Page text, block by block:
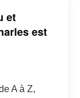
et
est
A à Z,